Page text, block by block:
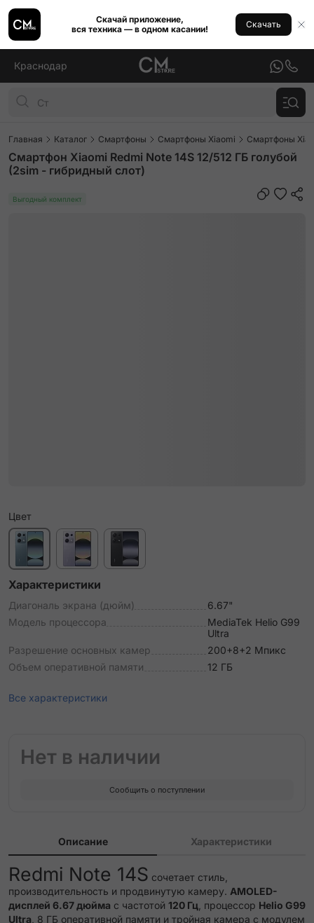
Скачай приложение,
вся техника — в одном касании!
Скачать
Краснодар
Главная Каталог Смартфоны Смартфоны Xiaomi Смартфоны
Смартфон Xiaomi Redmi Note 14S 12/512 ГБ голубой
(2sim - гибридный слот)
Выгодный комплект
Цвет
Характеристики
Диагональ экрана (дюйм)
6.67"
Модель процессора
MediaTek Helio G99
Ultra
Разрешение основных камер
200+8+2 Мпикс
Объем оперативной памяти
12 ГБ
Все характеристики
Нет в наличии
Сообщить о поступлении
Описание Характеристики
Redmi Note 14S сочетает стиль,
производительность и продвинутую камеру. AMOLED-
дисплей 6.67 дюйма с частотой 120 Гц , процессор Helio G99
Ultra , 8 ГБ оперативной памяти и тройная камера с модулем